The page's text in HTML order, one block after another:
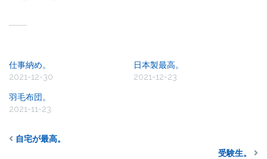
仕事納め。
2021-12-30
日本製最高。
2021-12-23
羽毛布団。
2021-11-23
自宅が最高。
受験生。